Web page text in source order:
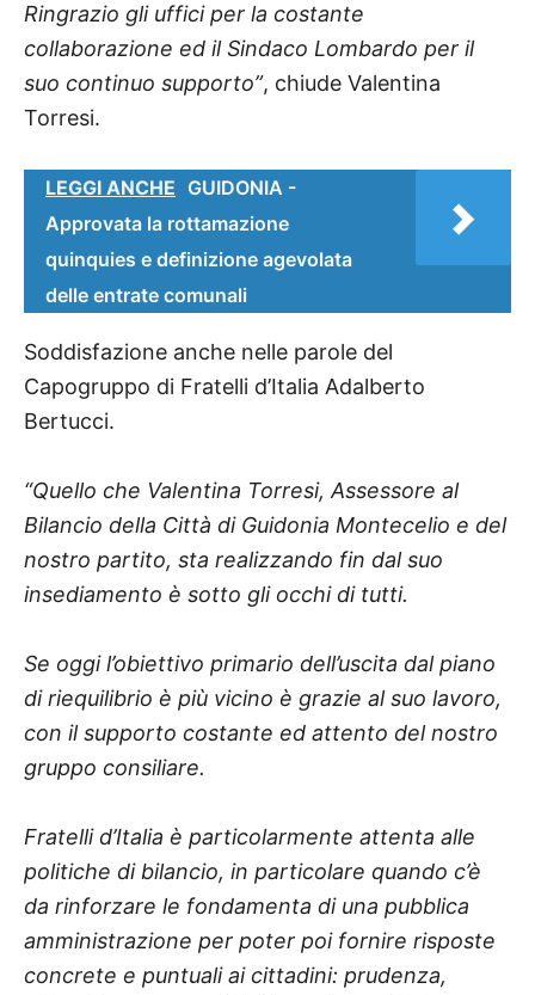
Ringrazio gli uffici per la costante
collaborazione ed il Sindaco Lombardo per il
suo continuo supporto”, chiude Valentina
Torresi.
LEGGI ANCHE GUIDONIA -
Approvata la rottamazione
quinquies e definizione agevolata
delle entrate comunali
Soddisfazione anche nelle parole del
Capogruppo di Fratelli d’Italia Adalberto
Bertucci.
“Quello che Valentina Torresi, Assessore al
Bilancio della Città di Guidonia Montecelio e del
nostro partito, sta realizzando fin dal suo
insediamento è sotto gli occhi di tutti.
Se oggi l’obiettivo primario dell’uscita dal piano
di riequilibrio è più vicino è grazie al suo lavoro,
con il supporto costante ed attento del nostro
gruppo consiliare.
Fratelli d’Italia è particolarmente attenta alle
politiche di bilancio, in particolare quando c’è
da rinforzare le fondamenta di una pubblica
amministrazione per poter poi fornire risposte
concrete e puntuali ai cittadini: prudenza,